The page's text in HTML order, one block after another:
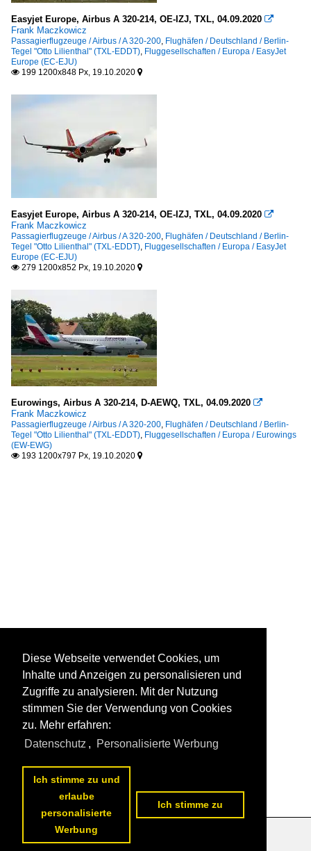
Easyjet Europe, Airbus A 320-214, OE-IZJ, TXL, 04.09.2020 
Frank Maczkowicz
Passagierflugzeuge / Airbus / A 320-200, Flughäfen / Deutschland / Berlin-
Tegel "Otto Lilienthal" (TXL-EDDT), Fluggesellschaften / Europa / EasyJet
Europe (EC-EJU)
 199 1200x848 Px, 19.10.2020 
Easyjet Europe, Airbus A 320-214, OE-IZJ, TXL, 04.09.2020 
Frank Maczkowicz
Passagierflugzeuge / Airbus / A 320-200, Flughäfen / Deutschland / Berlin-
Tegel "Otto Lilienthal" (TXL-EDDT), Fluggesellschaften / Europa / EasyJet
Europe (EC-EJU)
 279 1200x852 Px, 19.10.2020 
Eurowings, Airbus A 320-214, D-AEWQ, TXL, 04.09.2020 
Frank Maczkowicz
Passagierflugzeuge / Airbus / A 320-200, Flughäfen / Deutschland / Berlin-
Tegel "Otto Lilienthal" (TXL-EDDT), Fluggesellschaften / Europa / Eurowings
(EW-EWG)
 193 1200x797 Px, 19.10.2020 
Datenschutzerklärung
Diese Webseite verwendet Cookies, um
Inhalte und Anzeigen zu personalisieren und
Zugriffe zu analysieren. Mit der Nutzung
stimmen Sie der Verwendung von Cookies
zu. Mehr erfahren:
Datenschutz , Personalisierte Werbung
Ich stimme zu und
erlaube
personalisierte
Werbung
Ich stimme zu